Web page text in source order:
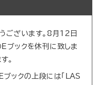
ございます。8月12日
Eブックを休刊に致しま
。
ックの上段には「LAS